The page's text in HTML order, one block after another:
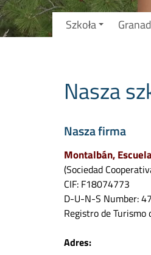
Szkoła
Nasza
Nasza firma
Montalbán,
(Sociedad
CIF: F18074773
D-U-N-S Number:
Registro de
Adres: